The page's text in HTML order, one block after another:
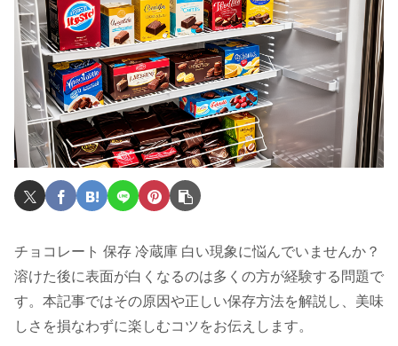
チョコレート 保存 冷蔵庫 白い現象に悩んでいませんか？
溶けた後に表面が白くなるのは多くの方が経験する問題で
す。本記事ではその原因や正しい保存方法を解説し、美味
しさを損なわずに楽しむコツをお伝えします。